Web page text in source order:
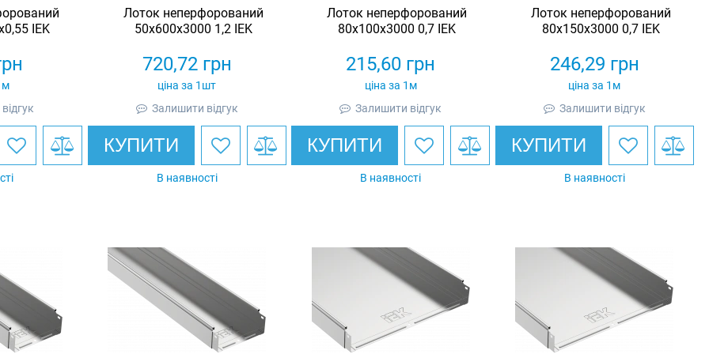
IEK
Лоток неперфорований
50х600х3000 1,2 IEK
720,72грн
ціна за 1шт
Залишити відгук
КУПИТИ
В наявності
Лоток неперфорований
80х100х3000 0,7 IEK
215,60 грн
ціна за 1м
Залишити відгук
КУПИТИ
В наявності
Лоток неперфорований
80х150х3000 0,7 IEK
246,29 грн
ціна за 1м
Залишити відгук
КУПИТИ
В наявності